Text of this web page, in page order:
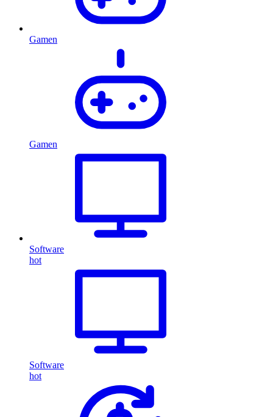
Gamen
Gamen
Software
hot
Software
hot